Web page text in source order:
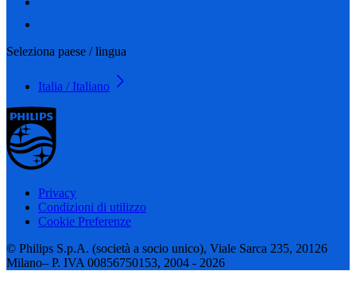
Seleziona paese / lingua
Italia / Italiano
Privacy
Condizioni di utilizzo
Cookie Preferenze
© Philips S.p.A. (società a socio unico), Viale Sarca 235, 20126
Milano– P. IVA 00856750153, 2004 - 2026